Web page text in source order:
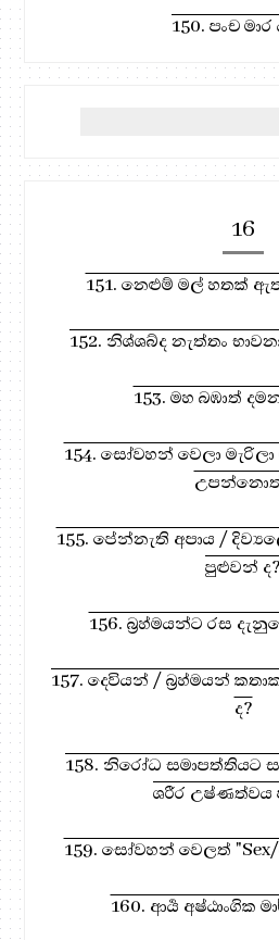
150. පංච
16
151. නෙළුම් මල් හතක්
152. නිශ්ශබ්ද නැත්තං
153. මහ බඹාත්
154. සෝවහන් වෙලා
155. පේන්නැති අපාය /
පුළුවන් ද?
156. බ්‍රහ්මයන්ට රස
157. දෙවියන් / බ්‍රහ්මයන්
ද?
158. නිරෝධ සමාපත්තියට
ශරීර උෂ්ණත්වය
159. සෝවහන් වෙලත්
160. ආර්‍ය අෂ්ඨාංගික